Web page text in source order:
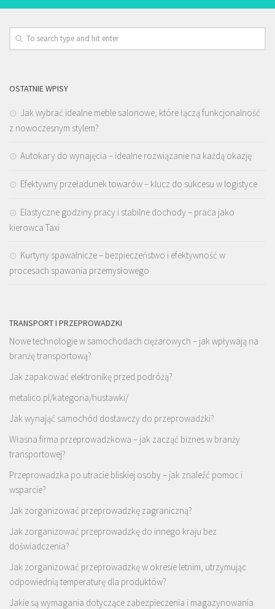
OSTATNIE WPISY
Jak wybrać idealne meble salonowe, które łączą funkcjonalność
z nowoczesnym stylem?
Autokary do wynajęcia – idealne rozwiązanie na każdą okazję
Efektywny przeładunek towarów – klucz do sukcesu w logistyce
Elastyczne godziny pracy i stabilne dochody – praca jako
kierowca Taxi
Kurtyny spawalnicze – bezpieczeństwo i efektywność w
procesach spawania przemysłowego
TRANSPORT I PRZEPROWADZKI
Nowe technologie w samochodach ciężarowych – jak wpływają na
branżę transportową?
Jak zapakować elektronikę przed podróżą?
metalico.pl/kategoria/hustawki/
Jak wynająć samochód dostawczy do przeprowadzki?
Własna firma przeprowadzkowa – jak zacząć biznes w branży
transportowej?
Przeprowadzka po utracie bliskiej osoby – jak znaleźć pomoc i
wsparcie?
Jak zorganizować przeprowadzkę zagraniczną?
Jak zorganizować przeprowadzkę do innego kraju bez
doświadczenia?
Jak zorganizować przeprowadzkę w okresie letnim, utrzymując
odpowiednią temperaturę dla produktów?
Jakie są wymagania dotyczące zabezpieczenia i magazynowania